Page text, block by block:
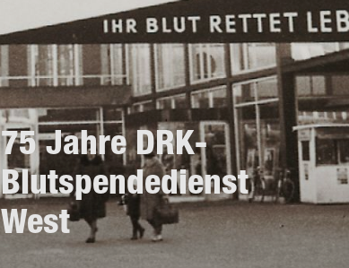
75 Jahre DRK-​
Blutspendedienst
West